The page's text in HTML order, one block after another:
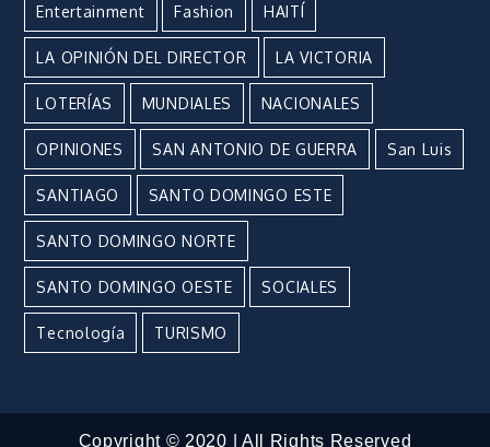
Entertainment Fashion HAITÍ
LA OPINIÓN DEL DIRECTOR LA VICTORIA
LOTERÍAS MUNDIALES NACIONALES
OPINIONES SAN ANTONIO DE GUERRA San Luis
SANTIAGO SANTO DOMINGO ESTE
SANTO DOMINGO NORTE
SANTO DOMINGO OESTE SOCIALES
Tecnología TURISMO
Copyright © 2020 | All Rights Reserved